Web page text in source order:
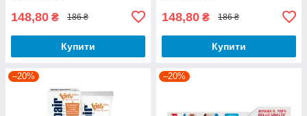
148,80 ₴ 186 ₴
Купити
148,80 ₴ 186 ₴
Купити
–20% –20%